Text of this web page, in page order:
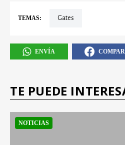
TEMAS: Gates
ENVÍA
TE PUEDE
NOTICIAS